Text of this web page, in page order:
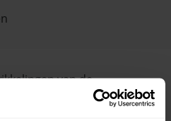
ons op
van de
en andere cijfers in deze
Compagnonsweg.